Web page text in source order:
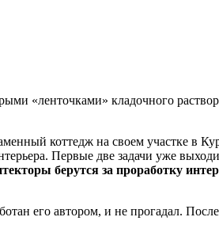
«ленточками» кладочного
коттедж на своем участке в
Первые две задачи уже
берутся за проработку
его автором, и не прогадал. После